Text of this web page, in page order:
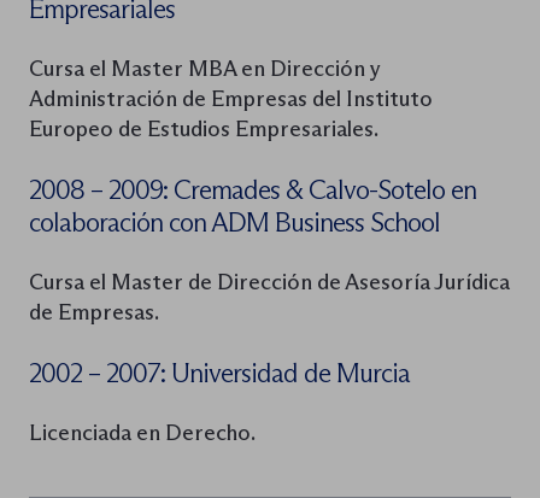
Empresariales
Cursa el Master MBA en Dirección y
Administración de Empresas del Instituto
Europeo de Estudios Empresariales.
2008 – 2009: Cremades & Calvo-Sotelo en
colaboración con ADM Business School
Cursa el Master de Dirección de Asesoría Jurídica
de Empresas.
2002 – 2007: Universidad de Murcia
Licenciada en Derecho.